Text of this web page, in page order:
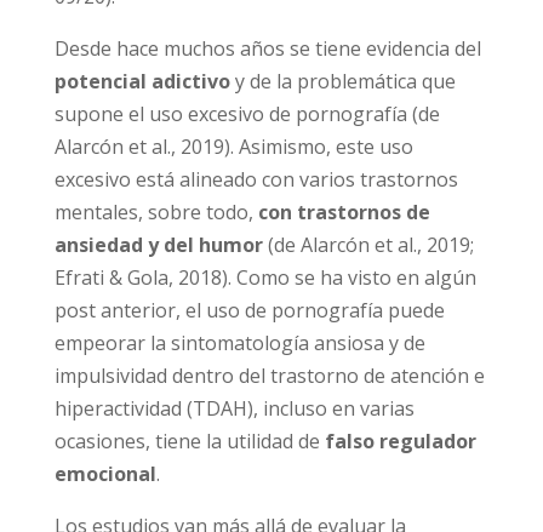
Desde hace muchos años se tiene evidencia
potencial adictivo
y de la problemática
que supone el uso excesivo de pornografía
(de Alarcón et al., 2019). Asimismo, este uso
excesivo está alineado con varios trastornos
mentales, sobre todo,
con trastornos de
ansiedad y del humor
(de Alarcón et al., 2019;
Efrati & Gola, 2018). Como se ha visto en
algún post anterior, el uso de pornografía
puede empeorar la sintomatología ansiosa y
de impulsividad dentro del trastorno de
atención e hiperactividad (TDAH), incluso en
varias ocasiones, tiene la utilidad de